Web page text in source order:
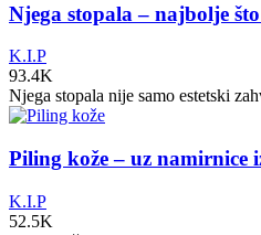
Njega stopala – najbolje
K.I.P
93.4K
Njega stopala nije samo estetski
Piling kože – uz namirnice
K.I.P
52.5K